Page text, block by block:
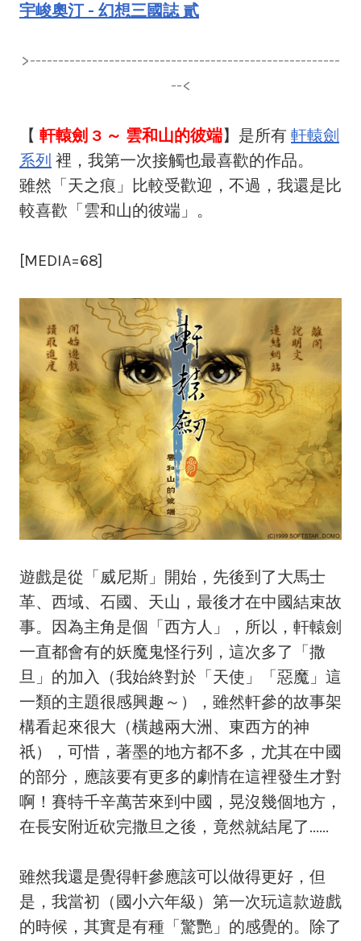
宇峻奧汀 - 幻想三國誌 貳
>-------------------------------------------------------
--<
【 軒轅劍 3 ～ 雲和山的彼端】是所有 軒轅劍
系列 裡，我第一次接觸也最喜歡的作品。
雖然「天之痕」比較受歡迎，不過，我還是比
較喜歡「雲和山的彼端」。
[MEDIA=68]
遊戲是從「威尼斯」開始，先後到了大馬士
革、西域、石國、天山，最後才在中國結束故
事。因為主角是個「西方人」，所以，軒轅劍
一直都會有的妖魔鬼怪行列，這次多了「撒
旦」的加入（我始終對於「天使」「惡魔」這
一類的主題很感興趣～），雖然軒參的故事架
構看起來很大（橫越兩大洲、東西方的神
祇），可惜，著墨的地方都不多，尤其在中國
的部分，應該要有更多的劇情在這裡發生才對
啊！賽特千辛萬苦來到中國，晃沒幾個地方，
在長安附近砍完撒旦之後，竟然就結尾了......
雖然我還是覺得軒參應該可以做得更好，但
是，我當初（國小六年級）第一次玩這款遊戲
的時候，其實是有種「驚艷」的感覺的。除了